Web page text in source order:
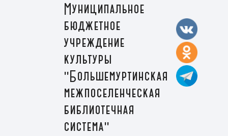
Муниципальное
бюджетное
учреждение
культуры
"Большемуртинская
межпоселенческая
библиотечная
система"